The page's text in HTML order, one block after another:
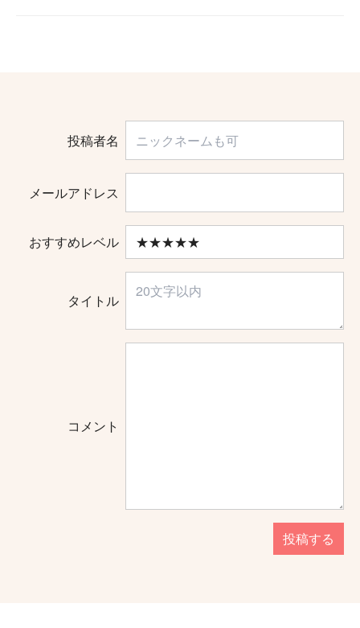
投稿者名
メールアドレス
おすすめレベル
タイトル
コメント
投稿する